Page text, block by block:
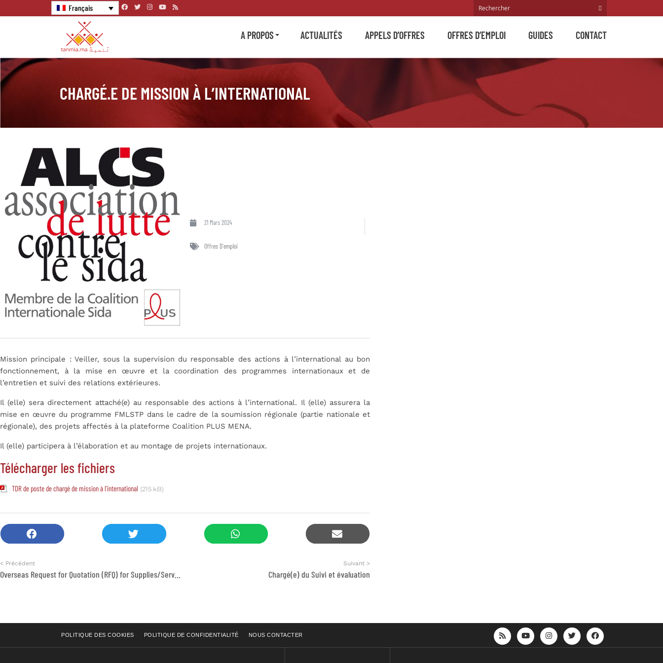
Français
A PROPOS ACTUALITÉS APPELS D’OFFRES OFFRES D’EMPLOI GUIDES CONTACT
CHARGÉ.E DE MISSION À L’INTERNATIONAL
21 Mars 2024
Offres D'emploi
Mission principale : Veiller, sous la supervision du responsable des actions à l’international au bon
fonctionnement, à la mise en œuvre et la coordination des programmes internationaux et de
l’entretien et suivi des relations extérieures.
Il (elle) sera directement attaché(e) au responsable des actions à l’international. Il (elle) assurera la
mise en œuvre du programme FMLSTP dans le cadre de la soumission régionale (partie nationale et
régionale), des projets affectés à la plateforme Coalition PLUS MENA.
Il (elle) participera à l’élaboration et au montage de projets internationaux.
Télécharger les fichiers
TDR de poste de chargé de mission à l'international (215 kB)
< Précédent Suivant >
Chargé(e) du Suivi et évaluation
POLITIQUE DES COOKIES POLITIQUE DE CONFIDENTIALITÉ NOUS CONTACTER